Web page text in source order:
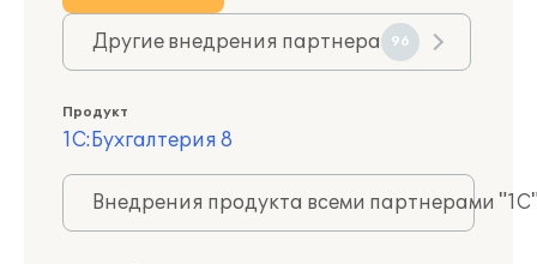
Другие внедрения партнера 96
Продукт
1С:Бухгалтерия 8
Внедрения продукта всеми партнерами